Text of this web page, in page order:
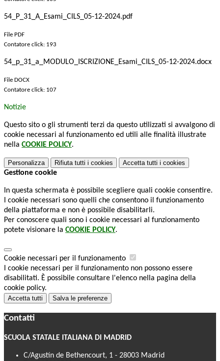
54_P_31_A_Esami_CILS_05-12-2024.pdf
File PDF
Contatore click: 193
54_p_31_a_MODULO_ISCRIZIONE_Esami_CILS_05-12-2024.docx
File DOCX
Contatore click: 107
Notizie
Questo sito o gli strumenti terzi da questo utilizzati si avvalgono di
cookie necessari al funzionamento ed utili alle finalità illustrate
nella COOKIE POLICY.
Personalizza Rifiuta tutti i cookies Accetta tutti i cookies
Gestione cookie
In questa schermata è possibile scegliere quali cookie consentire.
I cookie necessari sono quelli che consentono il funzionamento
della piattaforma e non è possibile disabilitarli.
Per conoscere quali sono i cookie necessari al funzionamento
potete visionare la COOKIE POLICY.
Cookie necessari per il funzionamento
I cookie necessari per il funzionamento non possono essere
disabilitati. È possibile consultare l'elenco nella pagina della
cookie policy.
Accetta tutti Salva le preferenze
Contatti
SCUOLA STATALE ITALIANA DI MADRID
C/Agustín de Bethencourt, 1 - 28003 Madrid